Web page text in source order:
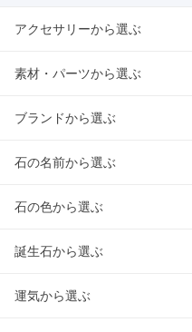
アクセサリーから選ぶ
素材・パーツから選ぶ
ブランドから選ぶ
石の名前から選ぶ
石の色から選ぶ
誕生石から選ぶ
運気から選ぶ